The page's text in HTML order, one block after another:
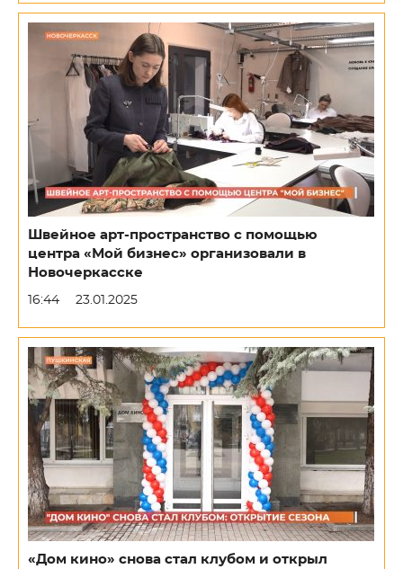
Швейное арт-пространство с помощью
центра «Мой бизнес» организовали в
Новочеркасске
16:44 23.01.2025
«Дом кино» снова стал клубом и открыл